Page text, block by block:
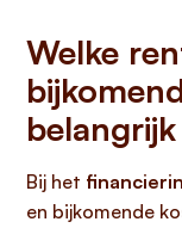
Welke
Bij het
en bijkomende